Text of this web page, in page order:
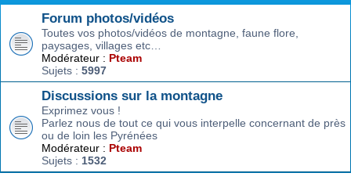
Forum photos/vidéos
Toutes vos photos/vidéos de montagne, faune flore,
paysages, villages etc…
Modérateur : Pteam
Sujets : 5997
Discussions sur la montagne
Exprimez vous !
Parlez nous de tout ce qui vous interpelle concernant de près
ou de loin les Pyrénées
Modérateur : Pteam
Sujets : 1532